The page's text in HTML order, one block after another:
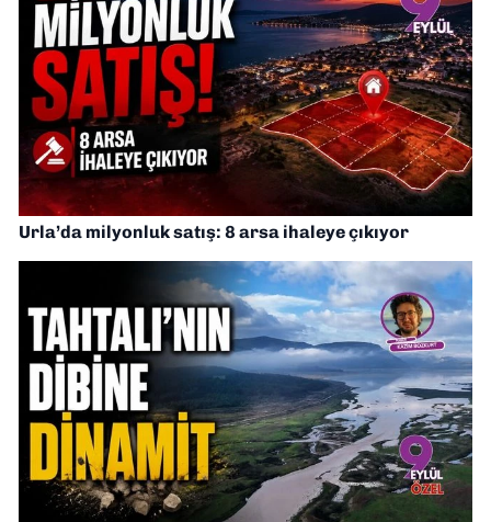
Urla’da milyonluk satış: 8 arsa ihaleye çıkıyor